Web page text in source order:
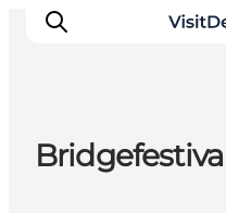
Bridgefestival